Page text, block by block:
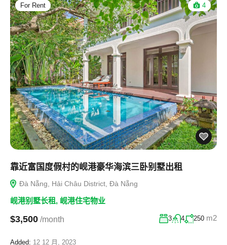
For Rent 4
靠近富国度假村的岘港豪华海滨三卧别墅出租
Đà Nẵng, Hải Châu District, Đà Nẵng
岘港别墅长租 , 岘港住宅物业
$3,500 /month 3 4 250 m2
Added: 12 12 月, 2023